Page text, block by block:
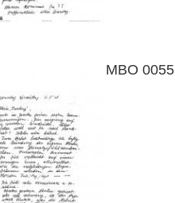
MBO 0055